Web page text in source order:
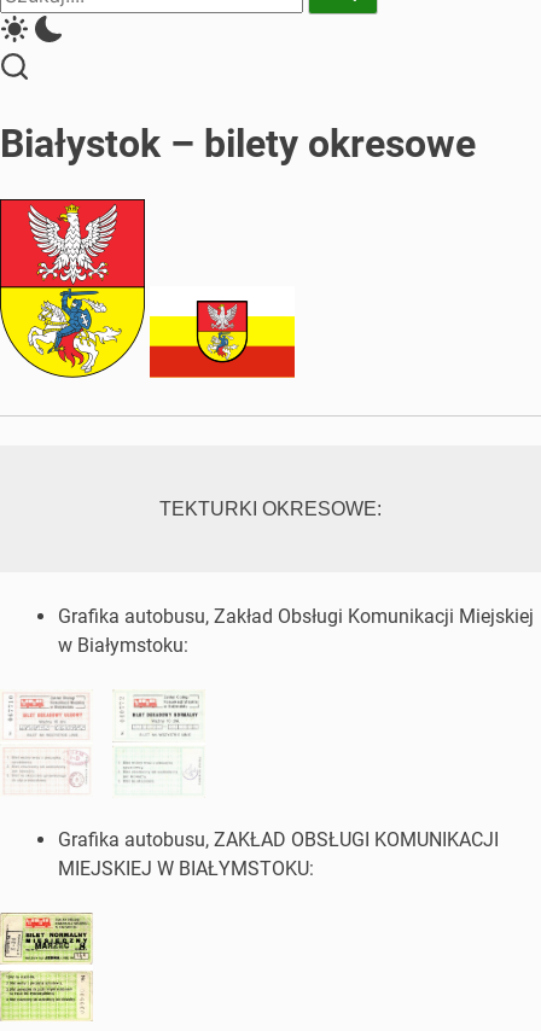
Search
Białystok – bilety okresowe
TEKTURKI OKRESOWE:
Grafika autobusu, Zakład Obsługi Komunikacji Miejskiej
w Białymstoku:
Grafika autobusu, ZAKŁAD OBSŁUGI KOMUNIKACJI
MIEJSKIEJ W BIAŁYMSTOKU: